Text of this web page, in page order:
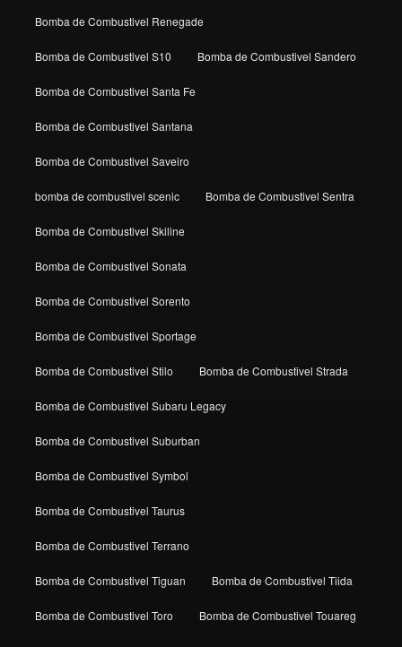
Bomba de Combustivel Renegade
Bomba de Combustivel S10 Bomba de Combustivel Sandero
Bomba de Combustivel Santa Fe
Bomba de Combustivel Santana
Bomba de Combustivel Saveiro
bomba de combustivel scenic Bomba de Combustivel Sentra
Bomba de Combustivel Skiline
Bomba de Combustivel Sonata
Bomba de Combustivel Sorento
Bomba de Combustivel Sportage
Bomba de Combustivel Stilo Bomba de Combustivel Strada
Bomba de Combustivel Subaru Legacy
Bomba de Combustivel Suburban
Bomba de Combustivel Symbol
Bomba de Combustivel Taurus
Bomba de Combustivel Terrano
Bomba de Combustivel Tiguan Bomba de Combustivel Tiida
Bomba de Combustivel Toro Bomba de Combustivel Touareg